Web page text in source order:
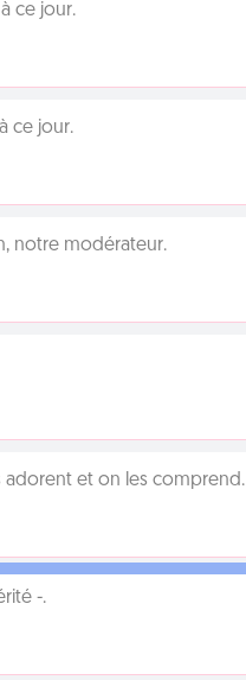
ce jour.
ce jour.
notre modérateur.
adorent et on les comprend.
-.